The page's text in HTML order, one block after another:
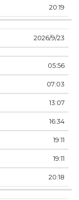
20:19
23‏‏/9‏‏/2026
05:56
07:03
13:07
16:34
19:11
19:11
20:18